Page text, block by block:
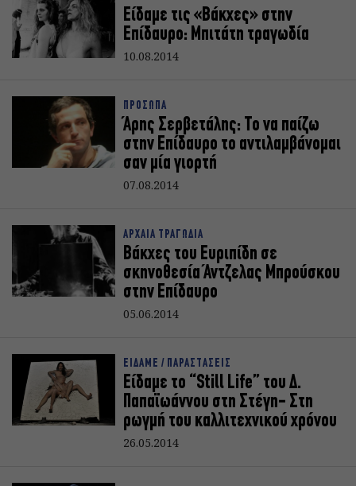
Είδαμε τις «Βάκχες» στην
Επίδαυρο: Μπιτάτη τραγωδία
10.08.2014
ΠΡΟΣΩΠΑ
Άρης Σερβετάλης: Το να παίζω
στην Επίδαυρο το αντιλαμβάνομαι
σαν μία γιορτή
07.08.2014
ΑΡΧΑΙΑ ΤΡΑΓΩΔΙΑ
Βάκχες του Ευριπίδη σε
σκηνοθεσία Άντζελας Μπρούσκου
στην Επίδαυρο
05.06.2014
ΕΙΔΑΜΕ / ΠΑΡΑΣΤΑΣΕΙΣ
Είδαμε το “Still Life” του Δ.
Παπαϊωάννου στη Στέγη- Στη
ρωγμή του καλλιτεχνικού χρόνου
26.05.2014